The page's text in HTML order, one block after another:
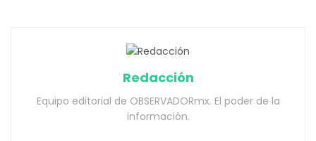
Redacción
Equipo editorial de OBSERVADORmx. El poder de la
información.